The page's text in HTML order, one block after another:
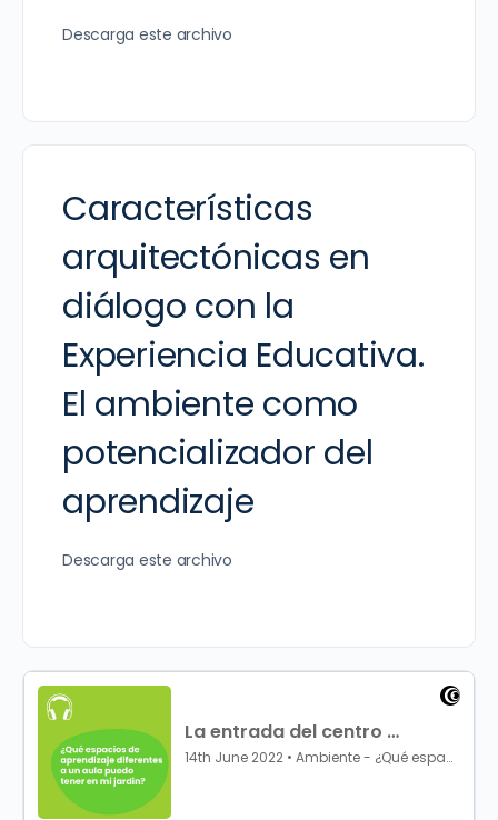
Descarga este archivo
Características
arquitectónicas en
diálogo con la
Experiencia Educativa.
El ambiente como
potencializador del
aprendizaje
Descarga este archivo